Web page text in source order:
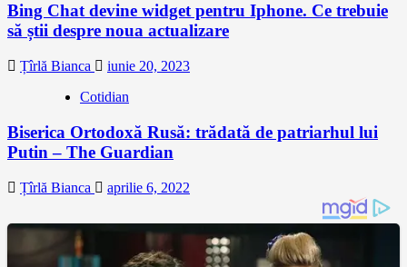
Bing Chat devine widget pentru Iphone. Ce trebuie
să știi despre noua actualizare
Țîrlă Bianca
iunie 20, 2023
Cotidian
Biserica Ortodoxă Rusă: trădată de patriarhul lui
Putin – The Guardian
Țîrlă Bianca aprilie 6, 2022